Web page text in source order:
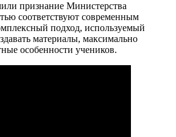
признание Министерства
соответствуют современным
подход, используемый
материалы, максимально
особенности учеников.